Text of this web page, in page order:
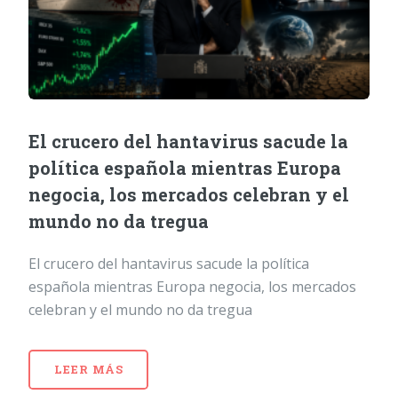
El crucero del hantavirus sacude la
política española mientras Europa
negocia, los mercados celebran y el
mundo no da tregua
El crucero del hantavirus sacude la política
española mientras Europa negocia, los mercados
celebran y el mundo no da tregua
LEER MÁS